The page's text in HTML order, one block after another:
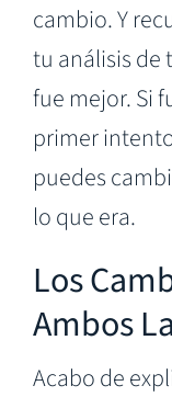
cambio. Y
tu análisis de
fue mejor. Si
primer
puedes
lo que era.
Los
Ambos
Acabo de